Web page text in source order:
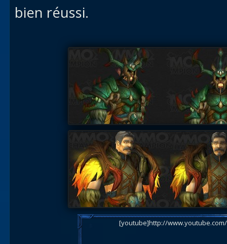
bien réussi.
[youtube]http://